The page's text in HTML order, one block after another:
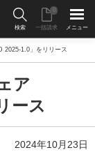
検索 一括請求
0
メニュー
2025-1.0」をリリース
ア
ース
2024年10月23日